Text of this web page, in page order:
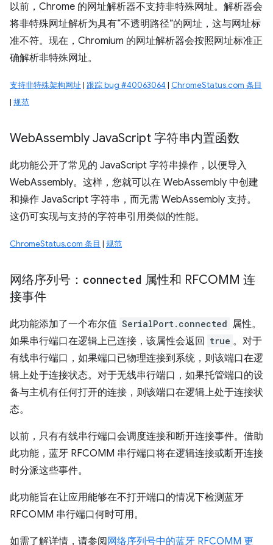
以前，Chrome 的网址解析器不支持非特殊网址。解析器会
将非特殊网址解析为具有“不透明路径”的网址，这与网址标
准不符。现在，Chromium 的网址解析器会按照网址标准正
确解析非特殊网址。
支持非特殊架构网址 | 跟踪 bug #40063064 | ChromeStatus.com 条目
| 规范
WebAssembly JavaScript 字符串内置函数
此功能公开了常见的 JavaScript 字符串操作，以便导入
WebAssembly。这样，您就可以在 WebAssembly 中创建
和操作 JavaScript 字符串，而无需 WebAssembly 支持。
这仍可实现与支持的字符串引用类似的性能。
ChromeStatus.com 条目 | 规范
网络序列号： connected 属性和 RFCOMM 连
接事件
此功能添加了一个布尔值 SerialPort.connected 属性。
如果串行端口在逻辑上已连接，该属性会返回
true 。对于
有线串行端口，如果端口已物理连接到系统，则该端口在逻
辑上处于连接状态。对于无线串行端口，如果托管端口的设
备与主机有任何打开的连接，则该端口在逻辑上处于连接状
态。
以前，只有有线串行端口会调度连接和断开连接事件。借助
此功能，蓝牙 RFCOMM 串行端口将在逻辑连接或断开连接
时分派这些事件。
此功能旨在让应用能够在不打开端口的情况下检测蓝牙
RFCOMM 串行端口何时可用。
如需了解详情，请参阅 网络序列号中的蓝牙 RFCOMM 更